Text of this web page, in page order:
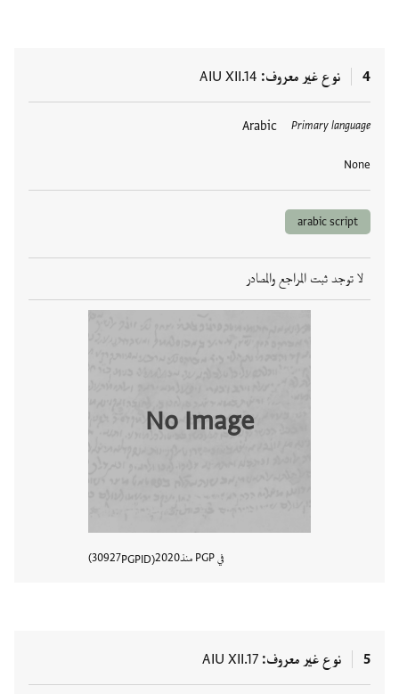
4 نوع غير معروف AIU XII.14
Primary language
Arabic
None
العلامات
arabic script
لا توجد ثبت المراجع والمصادر
No Image
في PGP منذ 2020
PGPID
30927
5 نوع غير معروف AIU XII.17